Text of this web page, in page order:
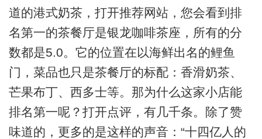
道的港式奶茶，打开推荐网站，您会看到排
名第一的茶餐厅是银龙咖啡茶座，所有的分
数都是5.0。它的位置在以海鲜出名的鲤鱼
门，菜品也只是茶餐厅的标配：香滑奶茶、
芒果布丁、西多士等。那为什么这家小店能
排名第一呢？打开点评，有几千条。除了赞
味道的，更多的是这样的声音：“十四亿人的